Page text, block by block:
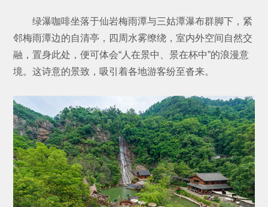
绿瀑咖啡坐落于仙岩梅雨潭与三姑潭瀑布群脚下，紧
邻梅雨潭边的自清亭，四周水雾缭绕，室内外空间自然交
融，置身此处，便可体会“人在景中、景在杯中”的浪漫意
境。这诗意的景致，吸引着各地游客纷至沓来。